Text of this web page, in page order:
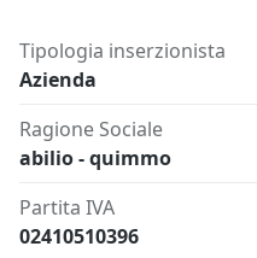
Tipologia inserzionista
Azienda
Ragione Sociale
abilio - quimmo
Partita IVA
02410510396